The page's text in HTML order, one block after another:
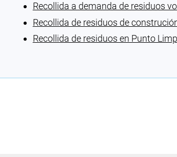
Recollida a demanda de residuos
Recollida de residuos de
Recollida de residuos en Punto